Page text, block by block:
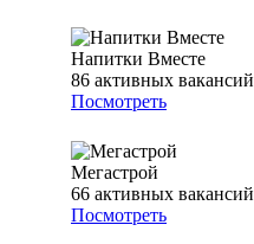
Напитки Вместе
86 активных вакансий
Посмотреть
Мегастрой
66 активных вакансий
Посмотреть